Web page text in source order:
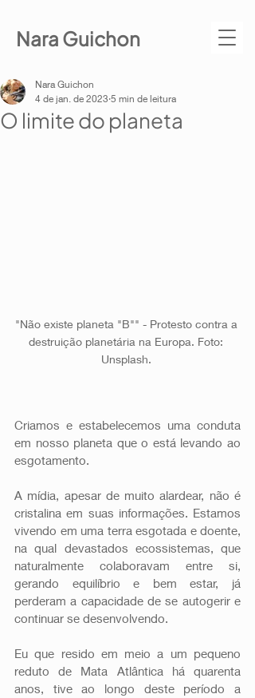
Nara Guichon
O limite do planeta
Nara Guichon
4 de jan. de 2023 5 min de leitura
"Não existe planeta "B"" - Protesto contra a
destruição planetária na Europa. Foto:
Unsplash.
Criamos e estabelecemos uma conduta
em nosso planeta que o está levando ao
esgotamento.
A mídia, apesar de muito alardear, não é
cristalina em suas informações. Estamos
vivendo em uma terra esgotada e doente,
na qual devastados ecossistemas, que
naturalmente colaboravam entre si,
gerando equilíbrio e bem estar, já
perderam a capacidade de se autogerir e
continuar se desenvolvendo.
Eu que resido em meio a um pequeno
reduto de Mata Atlântica há quarenta
anos, tive ao longo deste período a